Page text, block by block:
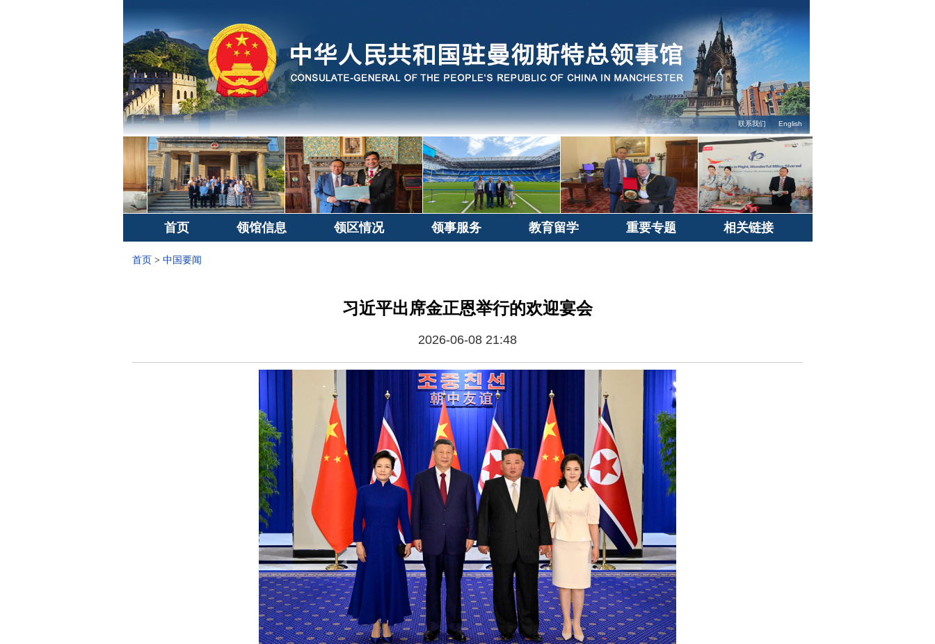
联系我们 English
首页 领馆信息 领区情况 领事服务 教育留学 重要专题 相关链接
首页 > 中国要闻
习近平出席金正恩举行的欢迎宴会
2026-06-08 21:48